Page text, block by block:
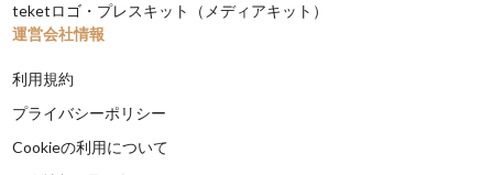
teketロゴ・プレスキット（メディアキット）
運営会社情報
利用規約
プライバシーポリシー
Cookieの利用について